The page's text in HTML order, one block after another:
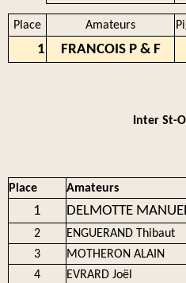
Place Amateurs
1 FRANCOIS P & F
Inter St-
Place Amateurs
1 DELMOTTE
2 ENGUERAND Thibaut
3
MOTHERON ALAIN
4
EVRARD Joël